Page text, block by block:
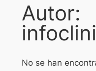
Autor:
No se han